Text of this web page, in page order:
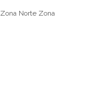
Zona Norte Zona